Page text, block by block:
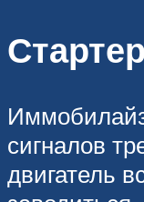
Стартер
сигналов
двигатель